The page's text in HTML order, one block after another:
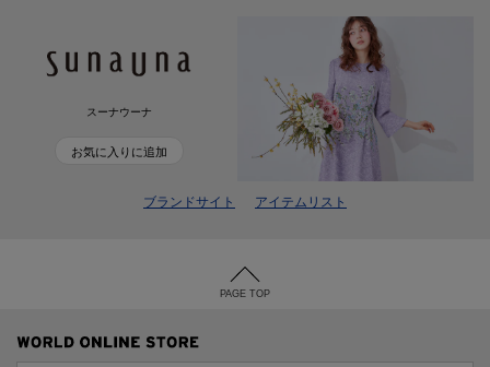
スーナウーナ
お気に入りに追加
ブランドサイト アイテムリスト
PAGE TOP